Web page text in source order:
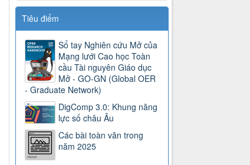
Tiêu điểm
Sổ tay Nghiên cứu Mở của
Mạng lưới Cao học Toàn
cầu Tài nguyên Giáo dục
Mở - GO-GN (Global OER
- Graduate Network)
DigComp 3.0: Khung năng
lực số châu Âu
Các bài toàn văn trong
năm 2025